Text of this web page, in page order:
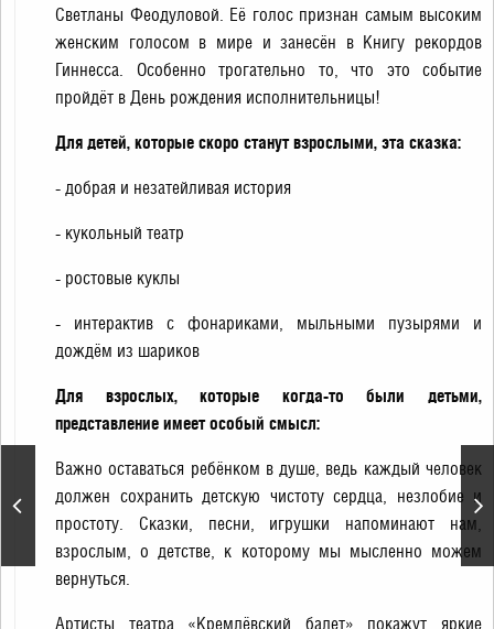
«Продавец игрушек». А.
Шелыгин. Спектакль
театра «Кремлёвский
балет»
Светланы Феодуловой. Её голос признан самым высоким
женским голосом в мире и занесён в Книгу рекордов
Гиннесса. Особенно трогательно то, что это событие
пройдёт в День рождения исполнительницы!
Для детей, которые скоро станут взрослыми, эта сказка:
- добрая и незатейливая история
- кукольный театр
- ростовые куклы
- интерактив с фонариками, мыльными пузырями и
дождём из шариков
Для взрослых, которые когда-то были детьми,
представление имеет особый смысл:
Важно оставаться ребёнком в душе, ведь каждый человек
должен сохранить детскую чистоту сердца, незлобие и
простоту. Сказки, песни, игрушки напоминают нам,
взрослым, о детстве, к которому мы мысленно можем
вернуться.
Артисты театра «Кремлёвский балет» покажут яркие